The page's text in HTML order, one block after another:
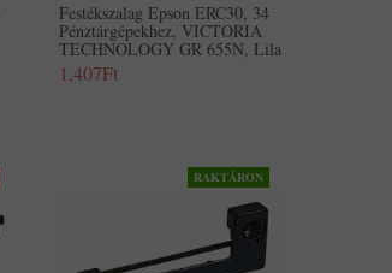
Festékszalag Epson ERC30, 34
Pénztárgépekhez, VICTORIA
TECHNOLOGY GR 655N, Lila
1,407Ft
RAKTÁRON